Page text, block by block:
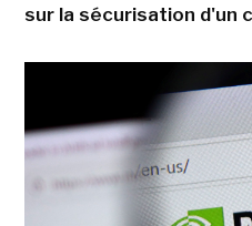
sur la sécurisation d'un